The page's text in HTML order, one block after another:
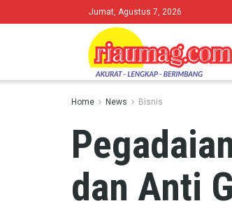
Jumat, Agustus 7, 2026
Home News Bisnis
dan Anti